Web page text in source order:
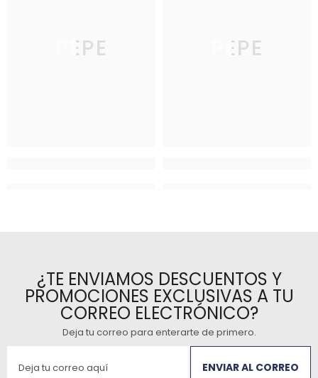
PEPE PEPE
¿TE ENVIAMOS DESCUENTOS Y
PROMOCIONES EXCLUSIVAS A TU
CORREO ELECTRÓNICO?
Deja tu correo para enterarte de primero.
ENVIAR AL CORREO